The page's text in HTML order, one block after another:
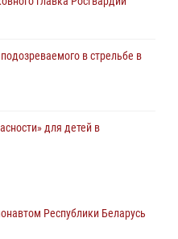
в стрельбе в
для детей в
миграции и
(видео)
Республики Беларусь